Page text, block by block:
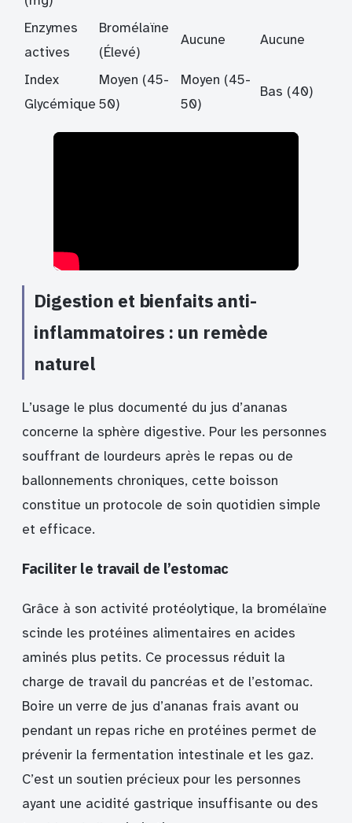
Enzymes
actives
Bromélaïne
(Élevé)
Aucune Aucune
Index
Glycémique
Moyen (45-
50)
Moyen (45-
50)
Bas (40)
Digestion et bienfaits anti-
inflammatoires : un remède
naturel
L’usage le plus documenté du jus d’ananas
concerne la sphère digestive. Pour les personnes
souffrant de lourdeurs après le repas ou de
ballonnements chroniques, cette boisson
constitue un protocole de soin quotidien simple
et efficace.
Faciliter le travail de l’estomac
Grâce à son activité protéolytique, la bromélaïne
scinde les protéines alimentaires en acides
aminés plus petits. Ce processus réduit la
charge de travail du pancréas et de l’estomac.
Boire un verre de jus d’ananas frais avant ou
pendant un repas riche en protéines permet de
prévenir la fermentation intestinale et les gaz.
C’est un soutien précieux pour les personnes
ayant une acidité gastrique insuffisante ou des